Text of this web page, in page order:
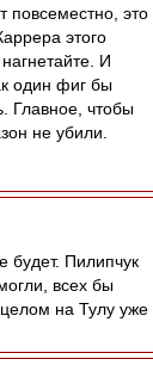
повсеместно, это
этого
И
один фиг бы
Главное, чтобы
не убили.
будет. Пилипчук
всех бы
на Тулу уже